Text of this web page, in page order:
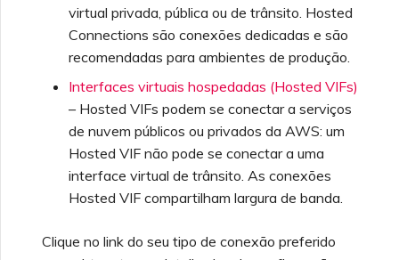
Perguntas frequentes do
Criando um VXC para
Google a partir do MVE
Alterando uma
Movendo um VXC e IX
Desativando um VXC e IX
Recursos e instruções de
uso do Single Sign-On
Perguntas frequentes
sobre Single Sign-On (SSO)
virtual privada, pública ou de trânsito. Hosted
Connections são conexões dedicadas e são
recomendadas para ambientes de produção.
Interfaces virtuais hospedadas (Hosted VIFs)
– Hosted VIFs podem se conectar a serviços
de nuvem públicos ou privados da AWS: um
Hosted VIF não pode se conectar a uma
interface virtual de trânsito. As conexões
Hosted VIF compartilham largura de banda.
Clique no link do seu tipo de conexão preferido